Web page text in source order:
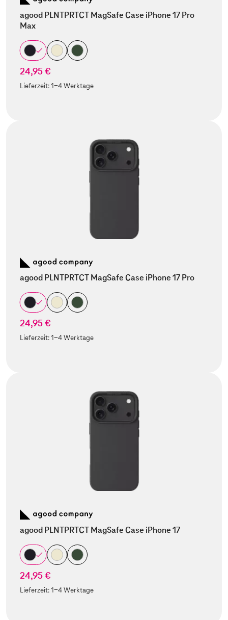
agood PLNTPRTCT MagSafe Case iPhone 17 Pro
Max
24,95 €
Lieferzeit:1-4 Werktage
agood PLNTPRTCT MagSafe Case iPhone 17 Pro
24,95 €
Lieferzeit:1-4 Werktage
agood PLNTPRTCT MagSafe Case iPhone 17
24,95 €
Lieferzeit:1-4 Werktage